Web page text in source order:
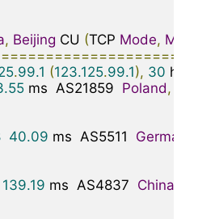
, Beijing CU (TCP Mode, Max
.99.1 (123.125.99.1), 30
ms  AS21859 Poland,
40.09 ms  AS5511 Germany
139.19 ms  AS4837 China